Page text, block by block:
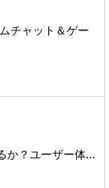
チャット＆ゲー
か？ユーザー体...